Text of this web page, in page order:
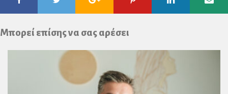
Plus
Μπορεί επίσης να σας αρέσει